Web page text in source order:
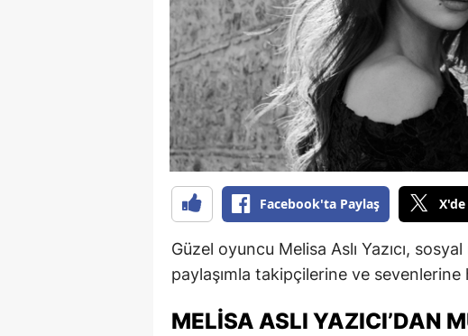
Bingöl
Bitlis
Bolu
Burdur
Çanakkale
Çankırı
Çorum
Facebook'ta Paylaş
Güzel oyuncu Melisa Aslı Yazıcı,
paylaşımla takipçilerine ve
MELISA ASLI YAZICI’DAN